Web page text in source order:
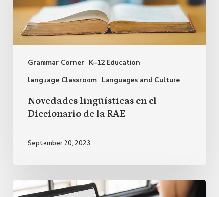
Grammar Corner K–12 Education
language Classroom Languages and Culture
Diccionario
de
la
Novedades lingüísticas en el
Diccionario de la RAE
September 20, 2023
La